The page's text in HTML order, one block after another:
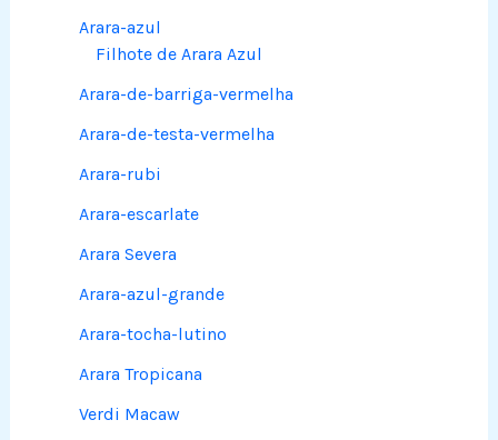
Arara-azul
Filhote de Arara Azul
Arara-de-barriga-vermelha
Arara-de-testa-vermelha
Arara-rubi
Arara-escarlate
Arara Severa
Arara-azul-grande
Arara-tocha-lutino
Arara Tropicana
Verdi Macaw